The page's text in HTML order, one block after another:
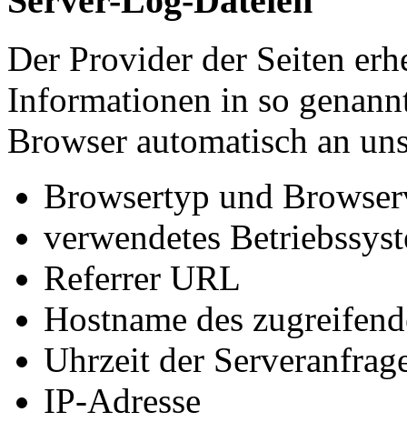
Der Provider der Seiten
Informationen in so
Browser automatisch an
Browsertyp und
verwendetes
Referrer URL
Hostname des
Uhrzeit der
IP-Adresse